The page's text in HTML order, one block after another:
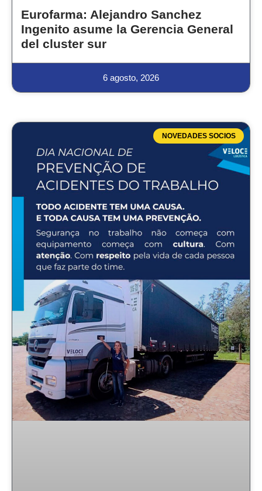
Eurofarma: Alejandro Sanchez
Ingenito asume la Gerencia General
del cluster sur
6 agosto, 2026
NOVEDADES SOCIOS